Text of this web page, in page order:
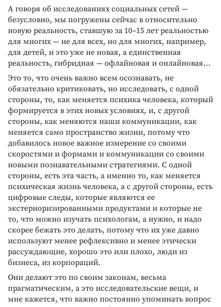
А говоря об исследованиях социальных сетей —
безусловно, мы погружены сейчас в относительно
новую реальность, ставшую за 10–15 лет реальностью
для многих — не для всех, но для многих, например,
для детей, и это уже не новая, а единственная
реальность, гибридная — офлайновая и онлайновая...
Это то, что очень важно всем осознавать, не
обязательно критиковать, но исследовать, с одной
стороны, то, как меняется психика человека, который
формируется в этих новых условиях, и, с другой
стороны, как меняются наши коммуникации, как
меняется само пространство жизни, потому что
добавилось новое важное измерение со своими
скоростями и формами и коммуникации со своими
новыми познавательными стратегиями. С одной
стороны, есть эта часть, а именно то, как меняется
психическая жизнь человека, а с другой стороны, есть
цифровые следы, которые являются ее
экстериоризированными продуктами и которые не
то, что можно изучать психологам, а нужно, и надо
скорее бежать это делать, потому что их уже давно
используют менее рефлексивно и менее этически
рассуждающие, хорошо это или плохо, люди из
бизнеса, из корпораций.
Они делают это по своим законам, весьма
прагматическим, а это исследовательские вещи, и
мне кажется, что важно постоянно упоминать вопрос